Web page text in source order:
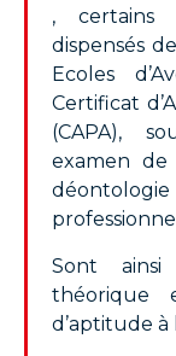
, certains
dispensés
Ecoles
Certificat
(CAPA),
examen de
Sont
théorique
d’aptitude à